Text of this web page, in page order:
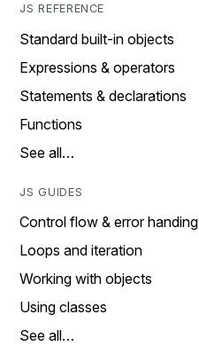
JS REFERENCE
Standard built-in objects
Expressions & operators
Statements & declarations
Functions
See all…
JS GUIDES
Control flow & error handing
Loops and iteration
Working with objects
Using classes
See all…